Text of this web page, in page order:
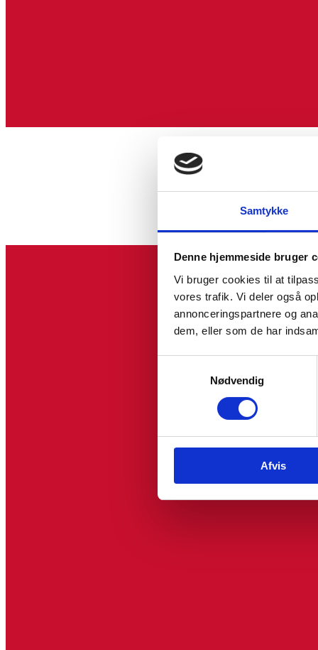
Samtykke
Denne hjemmeside bruger
Vi bruger cookies til at
vores trafik. Vi deler også
annonceringspartnere og
dem, eller som de har
Nødvendig
Afvis